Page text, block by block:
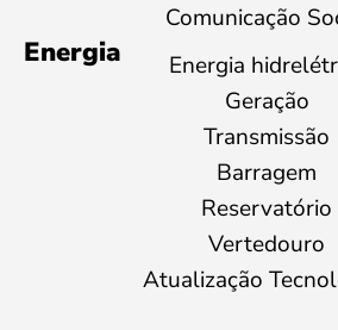
Comunicação
Energia
Energia
Geração
Transmissão
Barragem
Reservatório
Vertedouro
Atualização